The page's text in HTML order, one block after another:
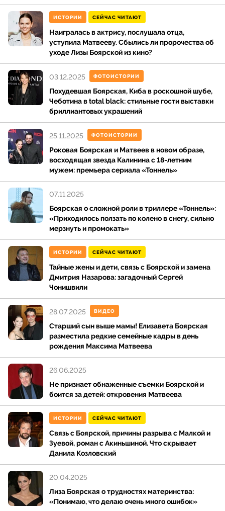
ИСТОРИИ СЕЙЧАС ЧИТАЮТ
Наигралась в актрису, послушала отца,
уступила Матвееву. Сбылись ли пророчества об
уходе Лизы Боярской из кино?
ФОТОИСТОРИИ
Похудевшая Боярская, Киба в роскошной шубе,
Чеботина в total black: стильные гости выставки
бриллиантовых украшений
03.12.2025
ФОТОИСТОРИИ
Роковая Боярская и Матвеев в новом образе,
восходящая звезда Калинина с 18-летним
мужем: премьера сериала «Тоннель»
25.11.2025
Боярская о сложной роли в триллере «Тоннель»:
«Приходилось ползать по колено в снегу, сильно
мерзнуть и промокать»
07.11.2025
ИСТОРИИ СЕЙЧАС ЧИТАЮТ
Тайные жены и дети, связь с Боярской и замена
Дмитрия Назарова: загадочный Сергей
Чонишвили
ВИДЕО
Старший сын выше мамы! Елизавета Боярская
разместила редкие семейные кадры в день
рождения Максима Матвеева
28.07.2025
Не признает обнаженные съемки Боярской и
боится за детей: откровения Матвеева
26.06.2025
ИСТОРИИ СЕЙЧАС ЧИТАЮТ
Связь с Боярской, причины разрыва с Малкой и
Зуевой, роман с Акиньшиной. Что скрывает
Данила Козловский
Лиза Боярская о трудностях материнства:
«Понимаю, что делаю очень много ошибок»
20.04.2025